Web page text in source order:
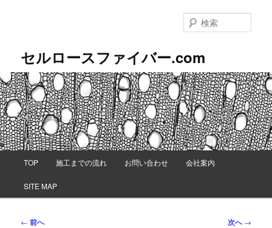
ン
ツ
へ
移
動
セルロースファイバー.com
索
TOP 施工までの流れ お問い合わせ 会社案内
SITE MAP
投← 前へ 次へ→